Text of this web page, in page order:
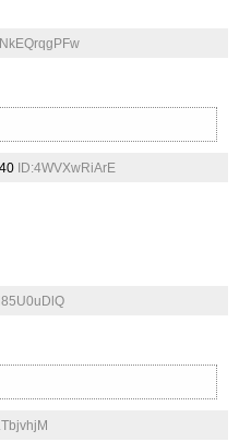
ID:4WVXwRiArE